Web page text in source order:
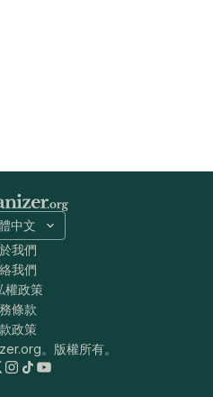
中文
我們
我們
權政策
條款
政策
。版權所有。